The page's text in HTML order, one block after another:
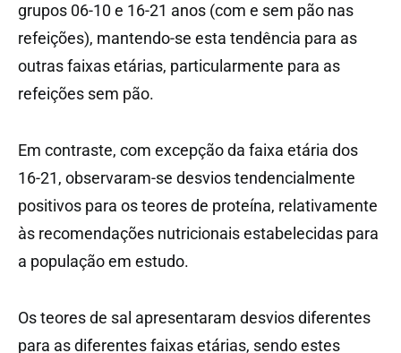
grupos 06-10 e 16-21 anos (com e sem pão nas
refeições), mantendo-se esta tendência para as
outras faixas etárias, particularmente para as
refeições sem pão.
Em contraste, com excepção da faixa etária dos
16-21, observaram-se desvios tendencialmente
positivos para os teores de proteína, relativamente
às recomendações nutricionais estabelecidas para
a população em estudo.
Os teores de sal apresentaram desvios diferentes
para as diferentes faixas etárias, sendo estes